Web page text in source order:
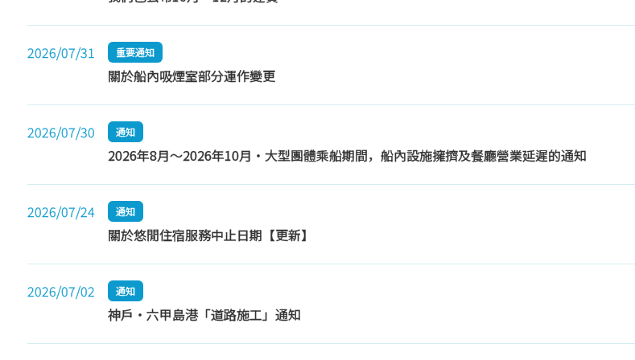
2026/07/31 重要通知
關於船內吸煙室部分運作變更
2026/07/30 通知
2026年8月～2026年10月・大型團體乘船期間，船內設施擁擠及餐廳營業延遲的通知
2026/07/24 通知
關於悠閒住宿服務中止日期【更新】
2026/07/02 通知
神戶・六甲島港「道路施工」通知